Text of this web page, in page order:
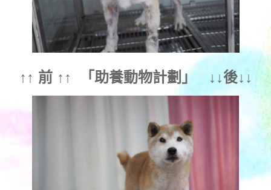
↑↑ 前 ↑↑ 「助養動物計劃 」 ↓↓後↓↓